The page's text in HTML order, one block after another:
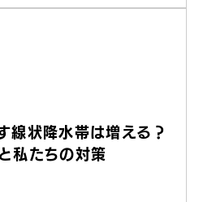
線状降水帯は増える？
私たちの対策